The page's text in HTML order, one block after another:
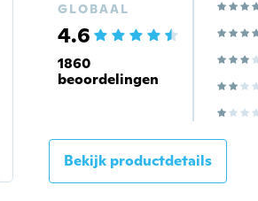
GLOBAAL
4.6
1860
beoordelingen
Bekijk productdetails